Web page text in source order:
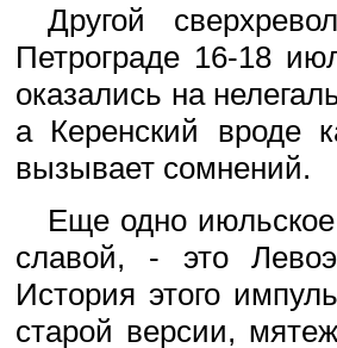
Другой
Петрограде 16-18
оказались на
а Керенский вроде
вызывает сомнений.
Еще одно
славой, - это
История этого
старой версии,